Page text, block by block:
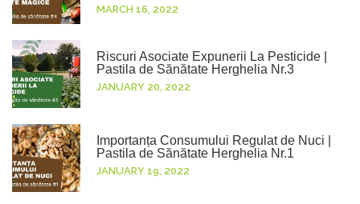
MARCH 16, 2022
Riscuri Asociate Expunerii La Pesticide |
Pastila de Sănătate Herghelia Nr.3
JANUARY 20, 2022
Importanța Consumului Regulat de Nuci |
Pastila de Sănătate Herghelia Nr.1
JANUARY 19, 2022